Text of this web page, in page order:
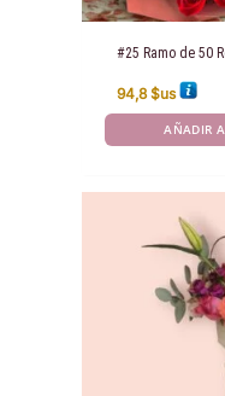
#25 Ramo de 50
94,8$us
AÑADIR